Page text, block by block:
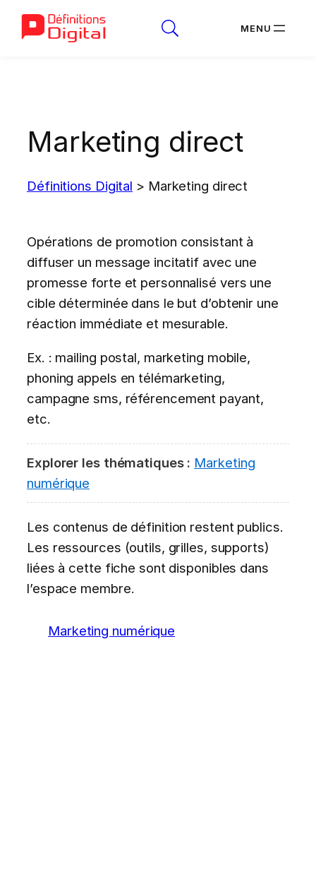
Marketing direct
Définitions Digital > Marketing direct
Opérations de promotion consistant à
diffuser un message incitatif avec une
promesse forte et personnalisé vers une
cible déterminée dans le but d’obtenir une
réaction immédiate et mesurable.
Ex. : mailing postal, marketing mobile,
phoning appels en télémarketing,
campagne sms, référencement payant,
etc.
Explorer les thématiques : Marketing
numérique
Les contenus de définition restent publics.
Les ressources (outils, grilles, supports)
liées à cette fiche sont disponibles dans
l’espace membre.
Marketing numérique